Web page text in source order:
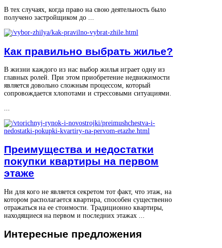
В тех случаях, когда право на свою деятельность было
получено застройщиком до ...
Как правильно выбрать жилье?
В жизни каждого из нас выбор жилья играет одну из
главных ролей. При этом приобретение недвижимости
является довольно сложным процессом, который
сопровождается хлопотами и стрессовыми ситуациями.
...
Преимущества и недостатки
покупки квартиры на первом
этаже
Ни для кого не является секретом тот факт, что этаж, на
котором располагается квартира, способен существенно
отражаться на ее стоимости. Традиционно квартиры,
находящиеся на первом и последних этажах ...
Интересные предложения